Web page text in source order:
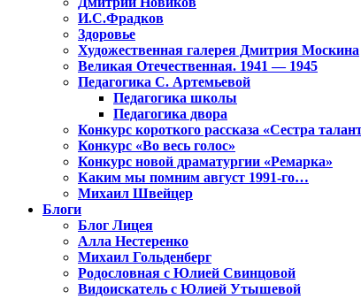
И.С.Фрадков
Здоровье
Художественная галерея Дмитрия Москина
Великая Отечественная. 1941 — 1945
Педагогика С. Артемьевой
Педагогика школы
Педагогика двора
Конкурс короткого рассказа «Сестра
Конкурс «Во весь голос»
Конкурс новой драматургии «Ремарка»
Каким мы помним август 1991-го…
Михаил Швейцер
Блоги
Блог Лицея
Алла Нестеренко
Михаил Гольденберг
Родословная с Юлией Свинцовой
Видоискатель с Юлией Утышевой